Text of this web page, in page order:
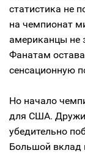
статистика не
на чемпионат
американцы не
Фанатам
сенсационную
Но начало
для США.
убедительно
Большой вклад